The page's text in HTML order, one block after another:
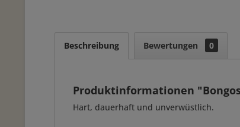
Beschreibung Bewertungen 0
Produktinformationen
Hart, dauerhaft und unverwüstlich.